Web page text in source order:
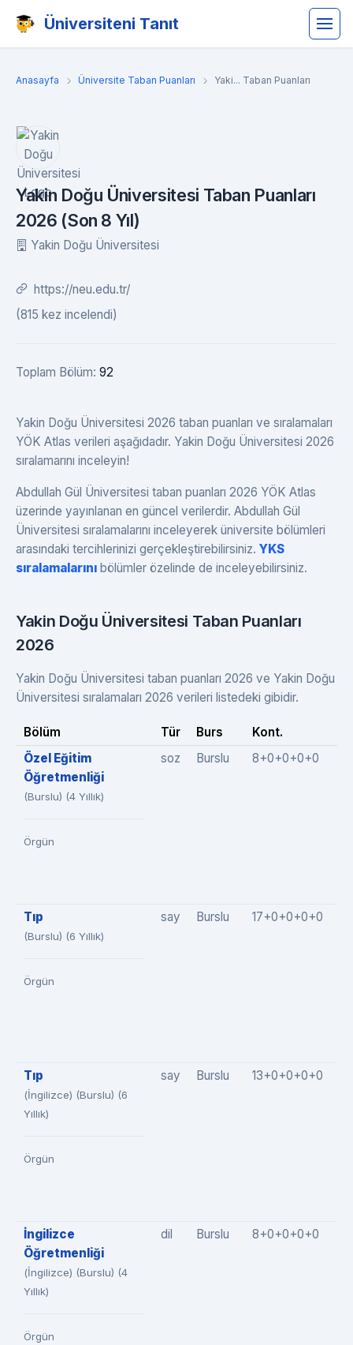
Üniversiteni Tanıt
Anasayfa Üniversite Taban Puanları Yaki... Taban Puanları
Yakin Doğu Üniversitesi Taban Puanları
2026 (Son 8 Yıl)
Yakin Doğu Üniversitesi
https://neu.edu.tr/
(815 kez incelendi)
Toplam Bölüm: 92
Yakin Doğu Üniversitesi 2026 taban puanları ve sıralamaları
YÖK Atlas verileri aşağıdadır. Yakin Doğu Üniversitesi 2026
sıralamarını inceleyin!
Abdullah Gül Üniversitesi taban puanları 2026 YÖK Atlas
üzerinde yayınlanan en güncel verilerdir. Abdullah Gül
Üniversitesi sıralamalarını inceleyerek üniversite bölümleri
arasındaki tercihlerinizi gerçekleştirebilirsiniz. YKS
sıralamalarını bölümler özelinde de inceleyebilirsiniz.
Yakin Doğu Üniversitesi Taban Puanları
2026
Yakin Doğu Üniversitesi taban puanları 2026 ve Yakin Doğu
Üniversitesi sıralamaları 2026 verileri listedeki gibidir.
Bölüm Tür Burs Kont.
Özel Eğitim
Öğretmenliği
(Burslu) (4 Yıllık)
Örgün
soz Burslu 8+0+0+0+0
Tıp
(Burslu) (6 Yıllık)
Örgün
say Burslu 17+0+0+0+0
Tıp
(İngilizce) (Burslu) (6
Yıllık)
Örgün
say Burslu 13+0+0+0+0
İngilizce
Öğretmenliği
(İngilizce) (Burslu) (4
Yıllık)
Örgün
dil Burslu 8+0+0+0+0